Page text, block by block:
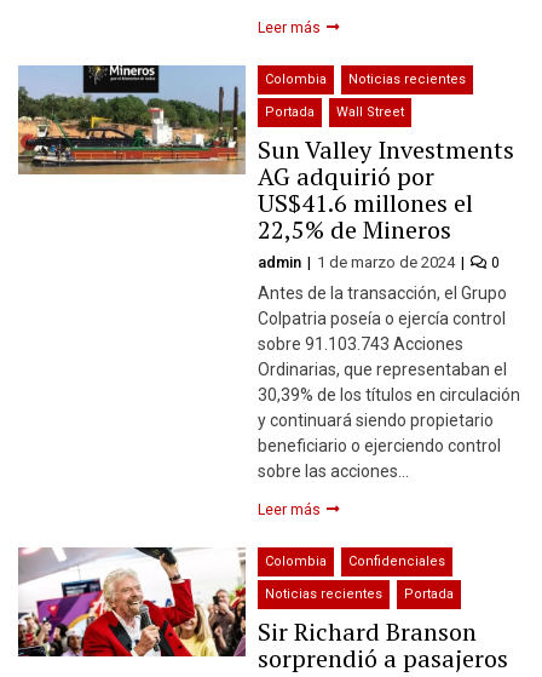
Leer más
Colombia Noticias recientes
Portada Wall Street
Sun Valley Investments
AG adquirió por
US$41.6 millones el
22,5% de Mineros
admin 1 de marzo de 2024 0
Antes de la transacción, el Grupo
Colpatria poseía o ejercía control
sobre 91.103.743 Acciones
Ordinarias, que representaban el
30,39% de los títulos en circulación
y continuará siendo propietario
beneficiario o ejerciendo control
sobre las acciones…
Leer más
Colombia Confidenciales
Noticias recientes Portada
Sir Richard Branson
sorprendió a pasajeros